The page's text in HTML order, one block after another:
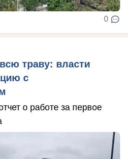
0
траву: власти
с
о работе за первое